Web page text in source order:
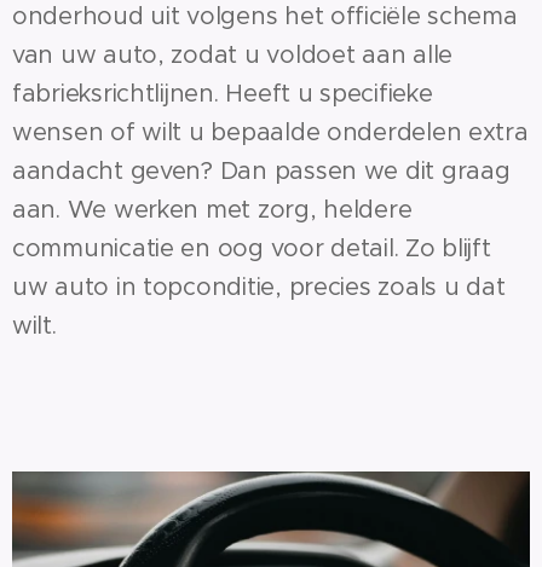
onderhoud uit volgens het officiële schema
van uw auto, zodat u voldoet aan alle
fabrieksrichtlijnen. Heeft u specifieke
wensen of wilt u bepaalde onderdelen extra
aandacht geven? Dan passen we dit graag
aan. We werken met zorg, heldere
communicatie en oog voor detail. Zo blijft
uw auto in topconditie, precies zoals u dat
wilt.